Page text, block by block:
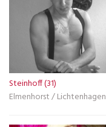
Steinhoff (31)
Elmenhorst / Lichtenhagen